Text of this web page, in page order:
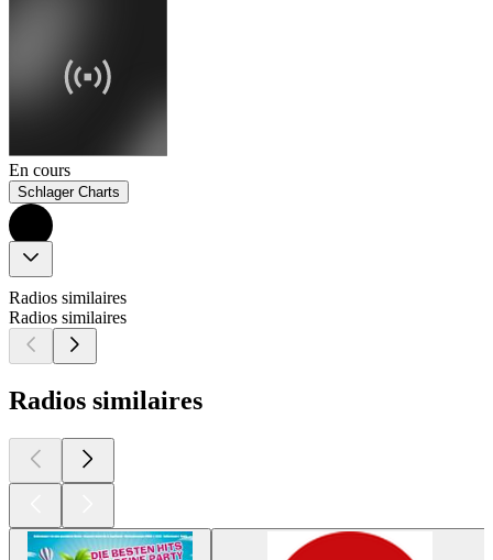
En cours
Schlager Charts
Radios similaires
Radios similaires
Radios similaires